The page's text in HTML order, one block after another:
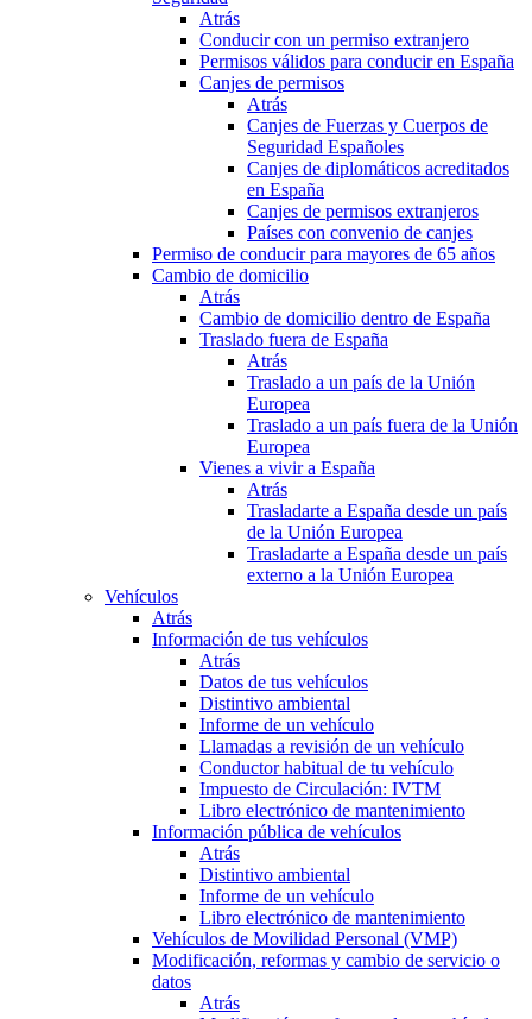
Atrás
Conducir con un permiso extranjero
Permisos válidos para conducir en España
Canjes de permisos
Atrás
Canjes de Fuerzas y Cuerpos de
Seguridad Españoles
Canjes de diplomáticos acreditados
en España
Canjes de permisos extranjeros
Países con convenio de canjes
Permiso de conducir para mayores de 65 años
Cambio de domicilio
Atrás
Cambio de domicilio dentro de España
Traslado fuera de España
Atrás
Traslado a un país de la Unión
Europea
Traslado a un país fuera de la Unión
Europea
Vienes a vivir a España
Atrás
Trasladarte a España desde un país
de la Unión Europea
Trasladarte a España desde un país
externo a la Unión Europea
Vehículos
Atrás
Información de tus vehículos
Atrás
Datos de tus vehículos
Distintivo ambiental
Informe de un vehículo
Llamadas a revisión de un vehículo
Conductor habitual de tu vehículo
Impuesto de Circulación: IVTM
Libro electrónico de mantenimiento
Información pública de vehículos
Atrás
Distintivo ambiental
Informe de un vehículo
Libro electrónico de mantenimiento
Vehículos de Movilidad Personal (VMP)
Modificación, reformas y cambio de servicio o
datos
Atrás